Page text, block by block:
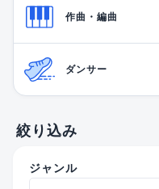
作曲・編曲
ダンサー
絞り込み
ジャンル